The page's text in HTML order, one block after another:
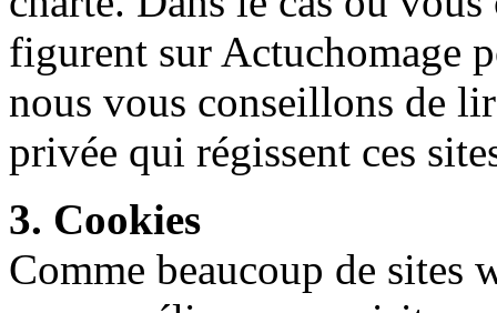
figurent sur Actuchomage
nous vous conseillons de
privée qui régissent ces
3. Cookies
Comme beaucoup de sites